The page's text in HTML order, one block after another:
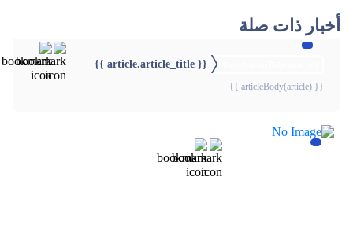
أخبار ذات صلة
{{ article.article_title }}
{{ articleBody(article) }}